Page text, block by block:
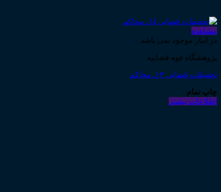
مشاهده
در انبار موجود نمی باشد
پژوهشگاه قوه قضاییه
تحقیقات قضایی ۱۴ـ محاکم
چاپ تمام
اطلاعات بیشتر